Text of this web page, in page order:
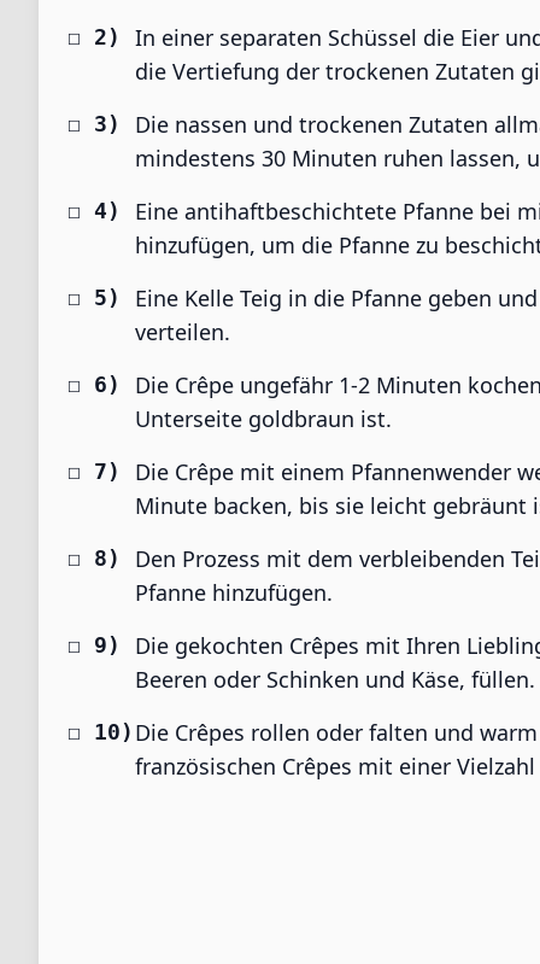
In einer separaten Schüssel die Eier
die Vertiefung der trockenen Zutaten
Die nassen und trockenen Zutaten
mindestens 30 Minuten ruhen lassen,
Eine antihaftbeschichtete Pfanne bei
hinzufügen, um die Pfanne zu
Eine Kelle Teig in die Pfanne geben
verteilen.
Die Crêpe ungefähr 1-2 Minuten
Unterseite goldbraun ist.
Die Crêpe mit einem Pfannenwender
Minute backen, bis sie leicht gebräunt
Den Prozess mit dem verbleibenden
Pfanne hinzufügen.
Die gekochten Crêpes mit Ihren
Beeren oder Schinken und Käse, füllen.
Die Crêpes rollen oder falten und
französischen Crêpes mit einer